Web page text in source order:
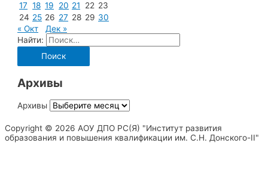
17 18 19 20 21 22 23
24 25 26 27 28 29 30
« Окт
Дек »
Найти:
Архивы
Архивы
Copyright © 2026 АОУ ДПО РС(Я) "Институт развития
образования и повышения квалификации им. С.Н. Донского-II"